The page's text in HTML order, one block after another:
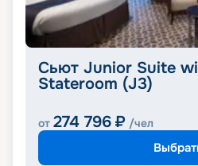
Сьют Junior Suite
Stateroom (J3)
от 274 796 ₽ /чел